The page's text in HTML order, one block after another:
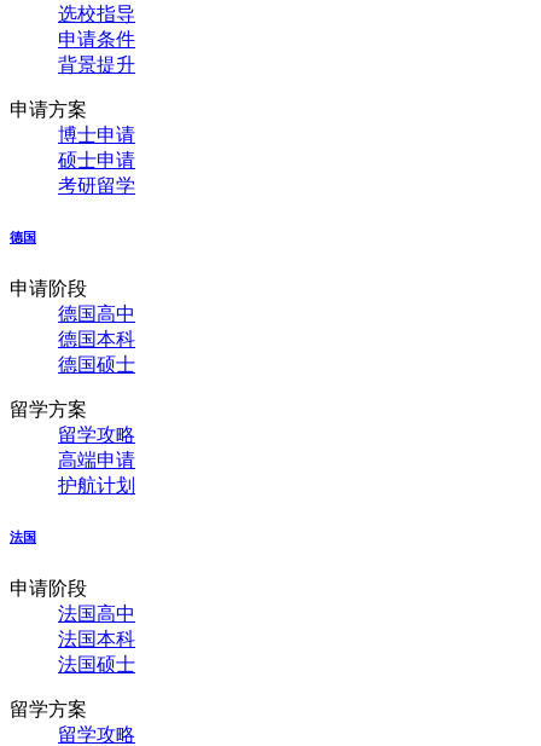
选校指导
申请条件
背景提升
申请方案
博士申请
硕士申请
考研留学
德国
申请阶段
德国高中
德国本科
德国硕士
留学方案
留学攻略
高端申请
护航计划
法国
申请阶段
法国高中
法国本科
法国硕士
留学方案
留学攻略